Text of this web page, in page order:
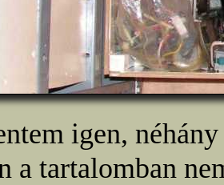
igen,
a tartalomban